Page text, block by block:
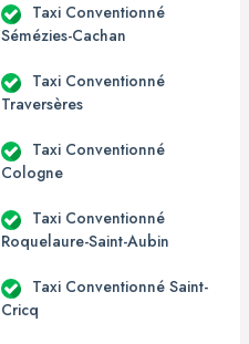
Taxi Conventionné
Sémézies-Cachan
Taxi Conventionné
Traversères
Taxi Conventionné
Cologne
Taxi Conventionné
Roquelaure-Saint-Aubin
Taxi Conventionné Saint-
Cricq